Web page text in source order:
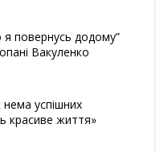
повернусь додому”
Вакуленко
нема успішних
красиве життя»